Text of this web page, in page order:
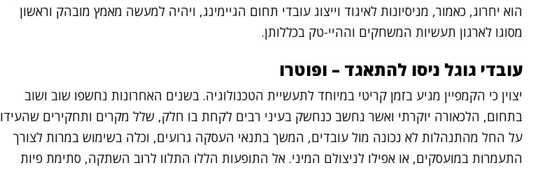
הוא יחרוג, כאמור, מניסיונות לאיגוד וייצוג עובדי תחום הגיימינג, ויהיה למעשה מאמץ מובהק וראשון
מסוגו לארגון תעשיות המשחקים וההיי-טק בכללותן.
עובדי גוגל ניסו להתאגד – ופוטרו
יצוין כי הקמפיין מגיע בזמן קריטי במיוחד לתעשיית הטכנולוגיה. בשנים האחרונות נחשפו שוב ושוב
בתחום, הלכאורה יוקרתי ואשר נחשב כנחשק בעיני רבים לקחת בו חלק, שלל מקרים ותחקירים שהעידו
על החל מהתנהלות לא נכונה מול עובדים, המשך בתנאי העסקה גרועים, וכלה בשימוש במרות לצורך
התעמרות במועסקים, או אפילו לניצולם המיני. אל התופעות הללו התלוו לרוב השתקה, סתימת פיות